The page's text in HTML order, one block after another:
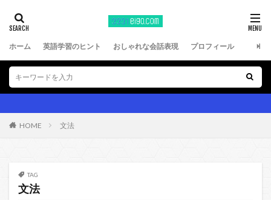
ホーム 英語学習のヒント おしゃれな会話表現 プロフィール
HOME 文法
TAG
文法